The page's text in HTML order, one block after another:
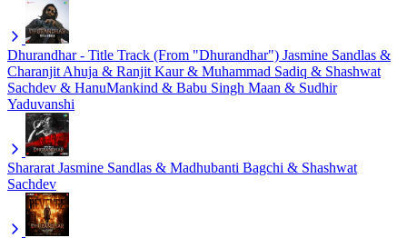
Dhurandhar - Title Track (From "Dhurandhar") Jasmine Sandlas &
Charanjit Ahuja & Ranjit Kaur & Muhammad Sadiq & Shashwat
Sachdev & HanuMankind & Babu Singh Maan & Sudhir
Yaduvanshi
Shararat Jasmine Sandlas & Madhubanti Bagchi & Shashwat
Sachdev